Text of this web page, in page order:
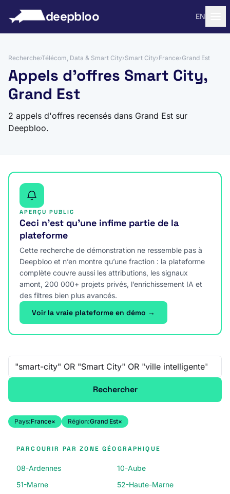
deepbloo EN
Recherche›Télécom, Data & Smart City›Smart City›France›Grand Est
Appels d'offres Smart City,
Grand Est
2 appels d'offres recensés dans Grand Est sur
Deepbloo.
APERÇU PUBLIC
Ceci n’est qu’une infime partie de la
plateforme
Cette recherche de démonstration ne ressemble pas à
Deepbloo et n’en montre qu’une fraction : la plateforme
complète couvre aussi les attributions, les signaux
amont, 200 000+ projets privés, l’enrichissement IA et
des filtres bien plus avancés.
Voir la vraie plateforme en démo →
Recherche libre
Rechercher
Pays:France× Région:Grand Est×
PARCOURIR PAR ZONE GÉOGRAPHIQUE
08-Ardennes
10-Aube
51-Marne
52-Haute-Marne